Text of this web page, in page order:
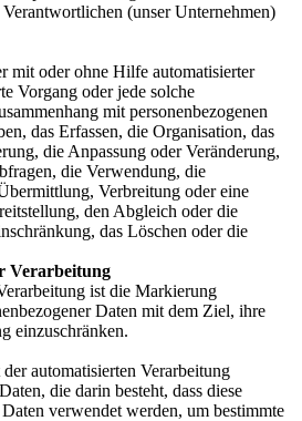
(unser Unternehmen)
mit oder ohne Hilfe automatisierter
Vorgang oder jede solche
mit personenbezogenen
das Erfassen, die Organisation, das
die Anpassung oder Veränderung,
die Verwendung, die
Verbreitung oder eine
den Abgleich oder die
das Löschen oder die
Verarbeitung
ist die Markierung
Daten mit dem Ziel, ihre
einzuschränken.
automatisierten Verarbeitung
die darin besteht, dass diese
verwendet werden, um bestimmte